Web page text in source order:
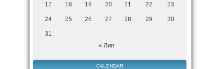
17 18 19 20 21 22 23
24 25 26 27 28 29 30
31
« Лип
CALENDAR